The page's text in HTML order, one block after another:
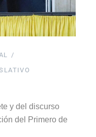
y del discurso
del Primero de